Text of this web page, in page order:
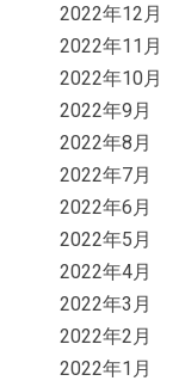
2022年12月
2022年11月
2022年10月
2022年9月
2022年8月
2022年7月
2022年6月
2022年5月
2022年4月
2022年3月
2022年2月
2022年1月